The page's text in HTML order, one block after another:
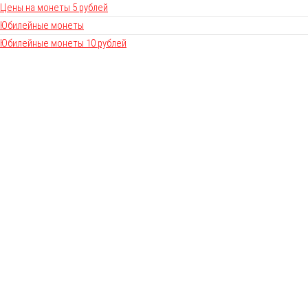
Цены на монеты 5 рублей
Юбилейные монеты
Юбилейные монеты 10 рублей